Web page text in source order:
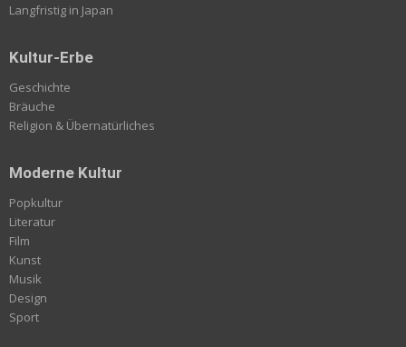
Langfristig in Japan
Kultur-Erbe
Geschichte
Bräuche
Religion & Übernatürliches
Moderne Kultur
Popkultur
Literatur
Film
Kunst
Musik
Design
Sport